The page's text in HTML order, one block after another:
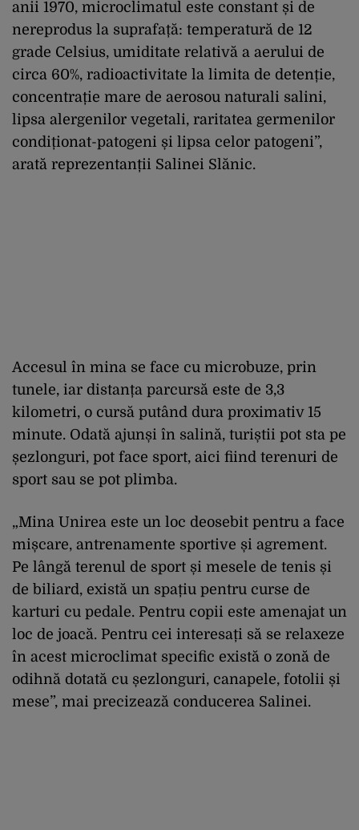
anii 1970, microclimatul este constant și de
nereprodus la suprafață: temperatură de 12
grade Celsius, umiditate relativă a aerului de
circa 60%, radioactivitate la limita de detenție,
concentrație mare de aerosou naturali salini,
lipsa alergenilor vegetali, raritatea germenilor
condiționat-patogeni și lipsa celor patogeni”,
arată reprezentanții Salinei Slănic.
Accesul în mina se face cu microbuze, prin
tunele, iar distanța parcursă este de 3,3
kilometri, o cursă putând dura proximativ 15
minute. Odată ajunși în salină, turiștii pot sta pe
șezlonguri, pot face sport, aici fiind terenuri de
sport sau se pot plimba.
„Mina Unirea este un loc deosebit pentru a face
mișcare, antrenamente sportive și agrement.
Pe lângă terenul de sport și mesele de tenis și
de biliard, există un spațiu pentru curse de
karturi cu pedale. Pentru copii este amenajat un
loc de joacă. Pentru cei interesați să se relaxeze
în acest microclimat specific există o zonă de
odihnă dotată cu șezlonguri, canapele, fotolii și
mese”, mai precizează conducerea Salinei.